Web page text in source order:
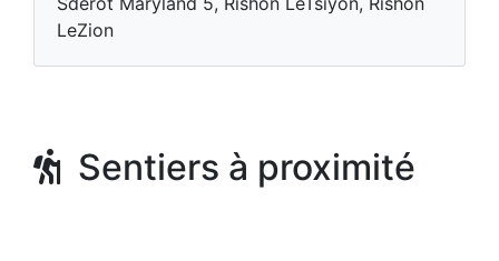
LeZion
Sentiers à proximité